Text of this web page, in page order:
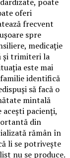
oferi
frecvent
spre
medicație
și trimiteri la
este mai
identifică
să facă o
mintală
pacienți,
din
rămân în
li se potrivește
nu se produce.